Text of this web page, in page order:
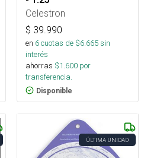
Celestron
$ 39.990
en 6cuotas de $6.665sin
interés
ahorras $1.600 por
transferencia.
Disponible
ÚLTIMA UNIDAD